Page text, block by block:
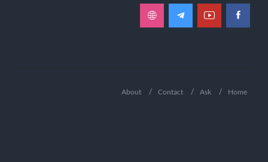
Home
Ask
Contact
About